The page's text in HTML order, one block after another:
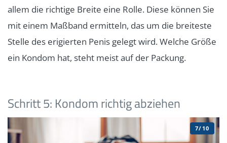
allem die richtige Breite eine Rolle. Diese können Sie
mit einem Maßband ermitteln, das um die breiteste
Stelle des erigierten Penis gelegt wird. Welche Größe
ein Kondom hat, steht meist auf der Packung.
Schritt 5: Kondom richtig abziehen
7/10